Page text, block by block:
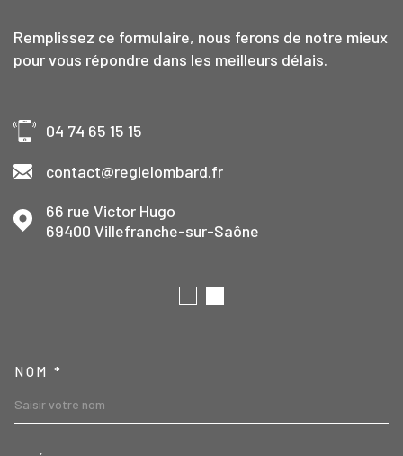
Remplissez ce formulaire, nous ferons de notre mieux
pour vous répondre dans les meilleurs délais.
04 74 65 15 15
contact@regielombard.fr
66 rue Victor Hugo
69400
Villefranche-sur-Saône
NOM *